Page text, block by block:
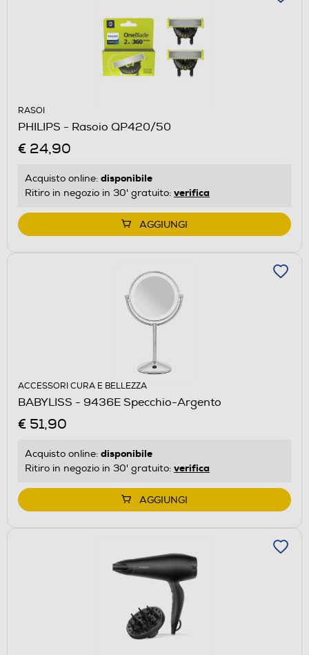
RASOI
PHILIPS - Rasoio QP420/50
€ 24,90
Acquisto online: disponibile
Ritiro in negozio in 30' gratuito: verifica
AGGIUNGI
ACCESSORI CURA E BELLEZZA
BABYLISS - 9436E Specchio-Argento
€ 51,90
Acquisto online: disponibile
Ritiro in negozio in 30' gratuito: verifica
AGGIUNGI